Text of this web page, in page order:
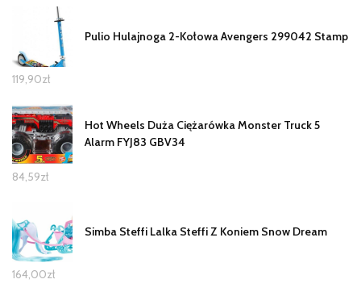
Pulio Hulajnoga 2-Kołowa Avengers 299042 Stamp
119,90zł
Hot Wheels Duża Ciężarówka Monster Truck 5
Alarm FYJ83 GBV34
84,59zł
Simba Steffi Lalka Steffi Z Koniem Snow Dream
164,00zł